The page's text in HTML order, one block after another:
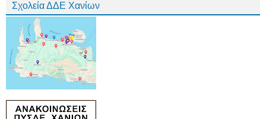
Σχολεία ΔΔΕ Χανίων